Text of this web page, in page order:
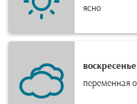
ясно
воскресенье
переменная